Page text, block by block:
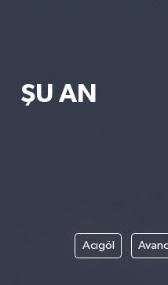
ŞU AN
Acıgöl